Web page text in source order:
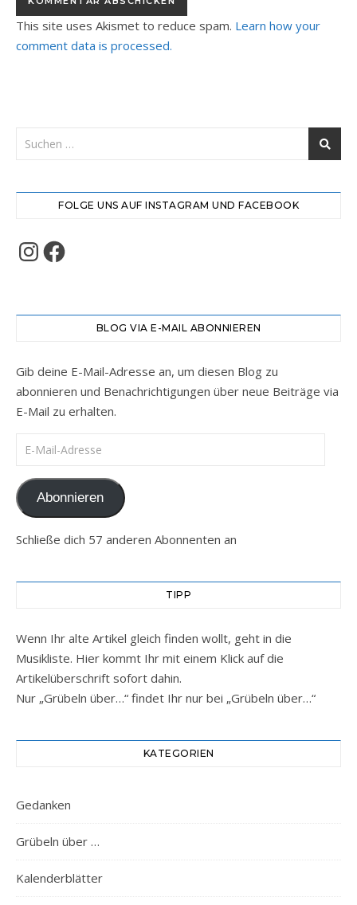
This site uses Akismet to reduce spam. Learn how your
comment data is processed.
FOLGE UNS AUF INSTAGRAM UND FACEBOOK
Instagram
Facebook
BLOG VIA E-MAIL ABONNIEREN
Gib deine E-Mail-Adresse an, um diesen Blog zu
abonnieren und Benachrichtigungen über neue Beiträge via
E-Mail zu erhalten.
E-Mail-Adresse
Abonnieren
Schließe dich 57 anderen Abonnenten an
TIPP
Wenn Ihr alte Artikel gleich finden wollt, geht in die
Musikliste. Hier kommt Ihr mit einem Klick auf die
Artikelüberschrift sofort dahin.
Nur „Grübeln über…“ findet Ihr nur bei „Grübeln über…“
KATEGORIEN
Gedanken
Grübeln über …
Kalenderblätter